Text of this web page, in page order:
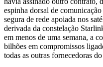
espinha dorsal de
segura de rede apoiada nos
derivada da constelação
em menos de uma semana, a
bilhões em compromissos
todas as outras fornecedoras